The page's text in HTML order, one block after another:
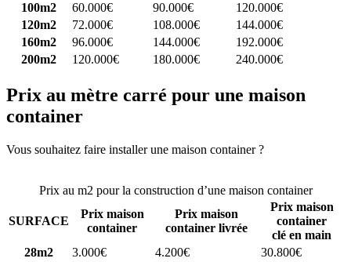
100m2
60.000€ 90.000€
120.000€
120m2
72.000€ 108.000€
144.000€
160m2
96.000€ 144.000€
192.000€
200m2
120.000€ 180.000€ 240.000€
Prix au mètre carré pour une maison
container
Vous souhaitez faire installer une maison container ?
Prix au m2 pour la construction d’une maison container
SURFACE
Prix maison
container
Prix maison
container livrée
Prix maison
container
clé en main
28m2
3.000€ 4.200€
30.800€